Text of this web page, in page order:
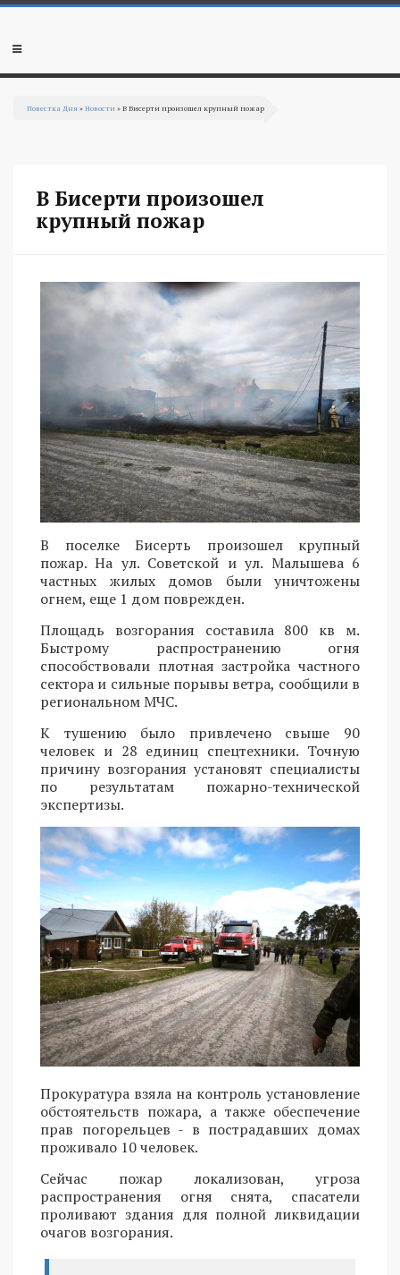
Перейти к основному содержанию
Мобильное
Повестка Дня »Новости » В Бисерти произошел крупный пожар
В Бисерти произошел
крупный пожар
В поселке Бисерть произошел крупный
пожар. На ул. Советской и ул. Малышева 6
частных жилых домов были уничтожены
огнем, еще 1 дом поврежден.
Площадь возгорания составила 800 кв м.
Быстрому распространению огня
способствовали плотная застройка частного
сектора и сильные порывы ветра, сообщили в
региональном МЧС.
К тушению было привлечено свыше 90
человек и 28 единиц спецтехники. Точную
причину возгорания установят специалисты
по результатам пожарно-технической
экспертизы.
Прокуратура взяла на контроль установление
обстоятельств пожара, а также обеспечение
прав погорельцев - в пострадавших домах
проживало 10 человек.
Сейчас пожар локализован, угроза
распространения огня снята, спасатели
проливают здания для полной ликвидации
очагов возгорания.